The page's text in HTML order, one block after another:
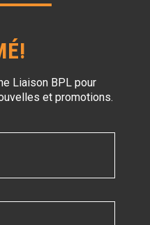
Liaison BPLpour
et promotions.